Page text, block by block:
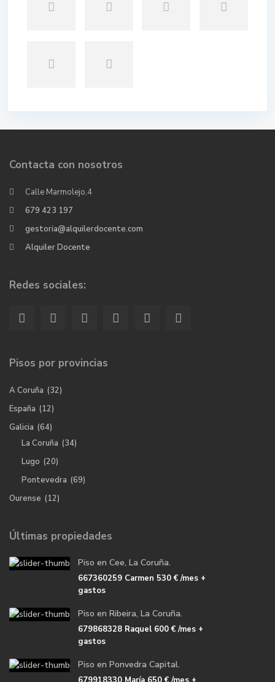
Contacta con nosotros
Calle Marmolejo,4
679 423 197
gestoria@alquilerdocente.com
Alquiler Docente
Redes sociales:
Pisos por provincias
A Coruña (32)
España (12)
Galicia (64)
La Coruña (34)
Lugo (20)
Pontevedra (69)
Ourense (12)
Últimas propiedades
Piso en Cee, La Coruña.
667360259 Carmen 530 €/mes +
gastos
Piso en Ribeira, La Coruña.
679868328 Raquel600 €/mes +
gastos
Piso en Ponvedra Capital.